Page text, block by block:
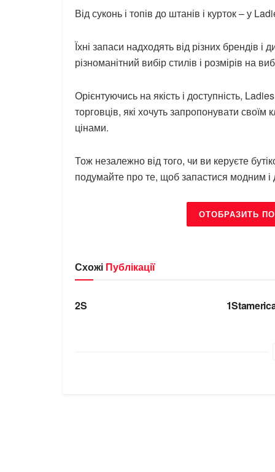
Від суконь і топів до штанів і курток – у
Їхні запаси надходять від різних брендів
різноманітний вибір стилів і розмірів на
Орієнтуючись на якість і доступність,
торговців, які хочуть запропонувати
цінами.
Тож незалежно від того, чи ви керуєте
подумайте про те, щоб запастися модним
ОТОБРАЗИТЬ
Схожі Публікації
БРЕНДИ
2S